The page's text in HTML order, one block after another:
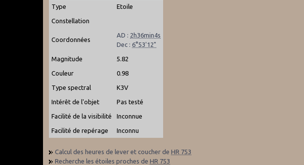
Type
Etoile
Constellation
Coordonnées
AD : 2h36min4s
Dec :6°53'12"
Magnitude 5.82
Couleur 0.98
Type spectral K3V
Intérêt de l'objet Pas testé
Facilité de la visibilité Inconnue
Facilité de repérage Inconnu
Calcul des heures de lever et coucher deHR 753
Recherche les étoiles proches deHR 753